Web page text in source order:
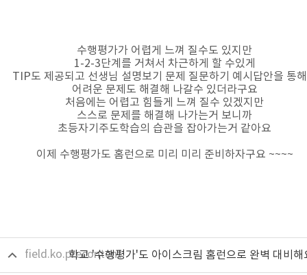
수행평가가 어렵게 느껴 질수도 있지만
1-2-3단계를 거쳐서 차근하게 할 수있게
TIP도 제공되고 선생님 설명보기 문제 질문하기 예시답안을 통
어려운 문제도 해결해 나갈수 있더라구요
처음에는 어렵고 힘들게 느껴 질수 있겠지만
스스로 문제를 해결해 나가는거 보니까
초등자기주도학습의 습관을 잡아가는거 같아요
이제 수행평가도 홈런으로 미리 미리 준비하자구요 ~~~~
field.ko.precontent